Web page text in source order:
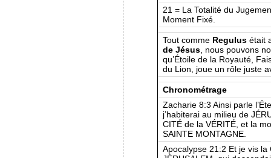
21 = La Totalité du
Moment Fixé.
Tout comme Regulusétait
de Jésus, nous pouvons
qu’Étoile de la Royauté,
du Lion, joue un rôle juste
Chronométrage
Zacharie 8:3 Ainsi parle
j’habiterai au milieu de
CITÉ de la VÉRITÉ, et la
SAINTE MONTAGNE.
Apocalypse 21:2 Et je vis la